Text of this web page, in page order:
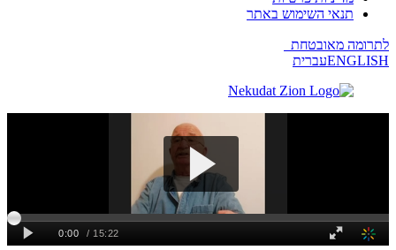
תנאי השימוש באתר
לתרומה מאובטחת
ENGLISHעברית